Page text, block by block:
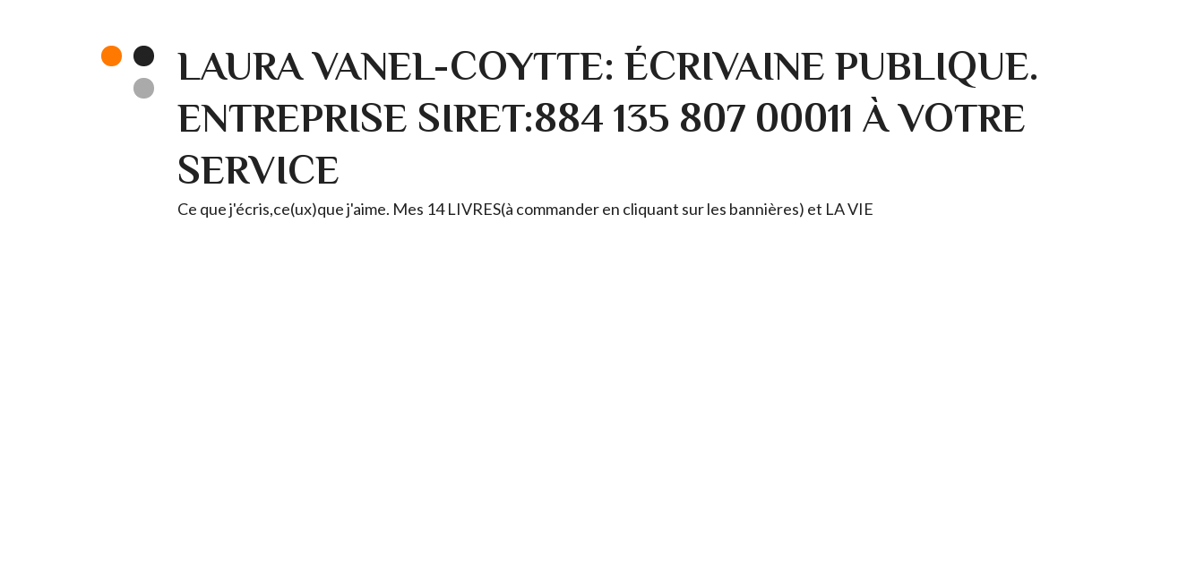
LAURA VANEL-COYTTE: ÉCRIVAINE PUBLIQUE.
ENTREPRISE SIRET:884 135 807 00011 À VOTRE
SERVICE
Ce que j'écris,ce(ux)que j'aime. Mes 14 LIVRES(à commander en cliquant sur les bannières) et LA VIE